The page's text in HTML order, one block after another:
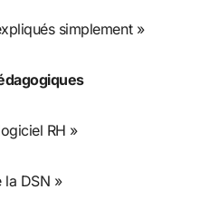
simplement »
RH »
DSN »